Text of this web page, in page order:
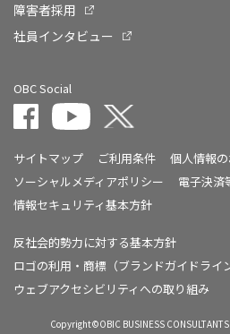
障害者採用
社員インタビュー
OBC Social
サイトマップ ご利用条件
個人情報
ソーシャルメディアポリシー
電子決済
情報セキュリティ基本方針
反社会的勢力に対する基本方針
ロゴの利用・商標（ブランドガイドライン
ウェブアクセシビリティへの取り組み
Copyright©OBIC BUSINESS